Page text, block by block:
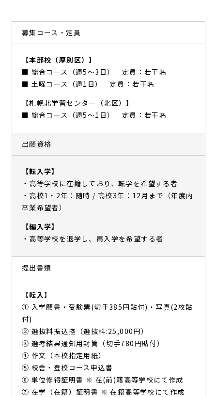
募集コース・定員
【本部校（厚別区）】
■ 総合コース（週5〜3日） 定員：若干名
■ 土曜コース（週1日） 定員：若干名
【札幌北学習センター（北区）】
■ 総合コース（週5〜1日） 定員：若干名
出願資格
【転入学】
・高等学校に在籍しており、転学を希望する者
・高校1・2年：随時 / 高校3年：12月まで（年度内
卒業希望者）
【編入学】
・高等学校を退学し、再入学を希望する者
提出書類
【転入】
① 入学願書・受験票(切手385円貼付)・写真(2枚貼
付)
② 選抜料振込控（選抜料:25,000円）
③ 選考結果通知用封筒（切手780円貼付）
④ 作文（本校指定用紙）
⑤ 校舎・登校コース申込書
⑥ 単位修得証明書 ※ 在(前)籍高等学校にて作成
⑦ 在学（在籍）証明書 ※ 在籍高等学校にて作成